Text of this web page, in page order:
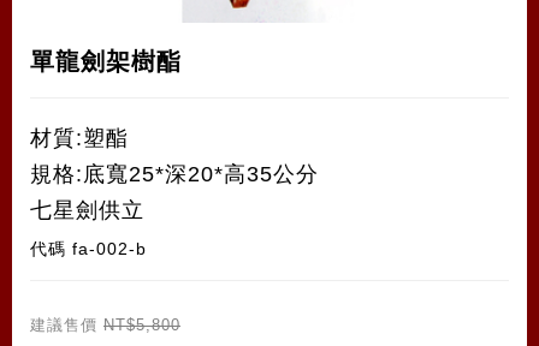
單龍劍架樹酯
材質:塑酯
規格:底寬25*深20*高35公分
七星劍供立
代碼 fa-002-b
建議售價 NT$5,800